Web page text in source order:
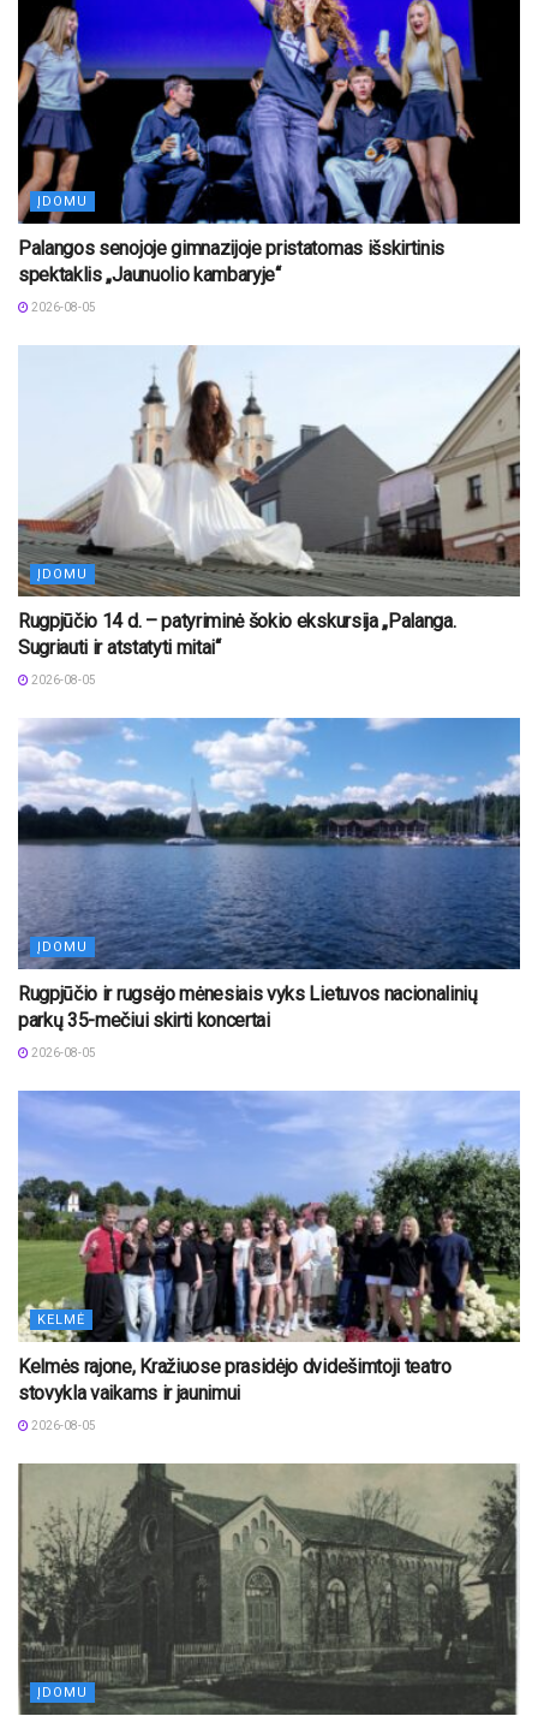
ĮDOMU
Palangos senojoje gimnazijoje pristatomas išskirtinis
spektaklis „Jaunuolio kambaryje“
2026-08-05
ĮDOMU
Rugpjūčio 14 d. – patyriminė šokio ekskursija „Palanga.
Sugriauti ir atstatyti mitai“
2026-08-05
ĮDOMU
Rugpjūčio ir rugsėjo mėnesiais vyks Lietuvos nacionalinių
parkų 35-mečiui skirti koncertai
2026-08-05
KELMĖ
Kelmės rajone, Kražiuose prasidėjo dvidešimtoji teatro
stovykla vaikams ir jaunimui
2026-08-05
ĮDOMU